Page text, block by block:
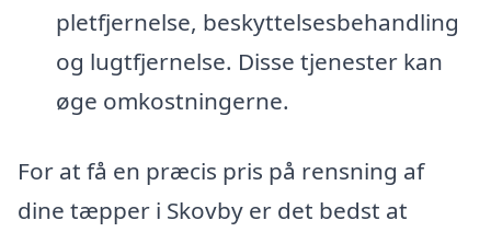
pletfjernelse, beskyttelsesbehandling
og lugtfjernelse. Disse tjenester kan
øge omkostningerne.
For at få en præcis pris på rensning af
dine tæpper i Skovby er det bedst at